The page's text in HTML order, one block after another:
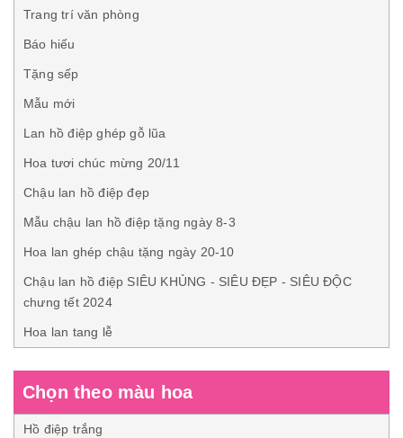
Trang trí văn phòng
Báo hiếu
Tặng sếp
Mẫu mới
Lan hồ điệp ghép gỗ lũa
Hoa tươi chúc mừng 20/11
Chậu lan hồ điệp đẹp
Mẫu chậu lan hồ điệp tặng ngày 8-3
Hoa lan ghép chậu tặng ngày 20-10
Chậu lan hồ điệp SIÊU KHỦNG - SIÊU ĐẸP - SIÊU ĐỘC
chưng tết 2024
Hoa lan tang lễ
Chọn theo màu hoa
Hồ điệp trắng